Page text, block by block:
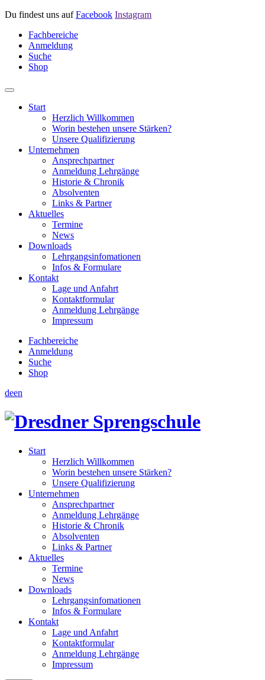
Du findest uns aufFacebook Instagram
Fachbereiche
Anmeldung
Suche
Shop
Start
Herzlich Willkommen
Worin bestehen unsere Stärken?
Unsere Qualifizierung
Unternehmen
Ansprechpartner
Anmeldung Lehrgänge
Historie & Chronik
Absolventen
Links & Partner
Aktuelles
Termine
News
Downloads
Lehrgangsinfomationen
Infos & Formulare
Kontakt
Lage und Anfahrt
Kontaktformular
Anmeldung Lehrgänge
Impressum
Fachbereiche
Anmeldung
Suche
Shop
deen
Start
Herzlich Willkommen
Worin bestehen unsere Stärken?
Unsere Qualifizierung
Unternehmen
Ansprechpartner
Anmeldung Lehrgänge
Historie & Chronik
Absolventen
Links & Partner
Aktuelles
Termine
News
Downloads
Lehrgangsinfomationen
Infos & Formulare
Kontakt
Lage und Anfahrt
Kontaktformular
Anmeldung Lehrgänge
Impressum